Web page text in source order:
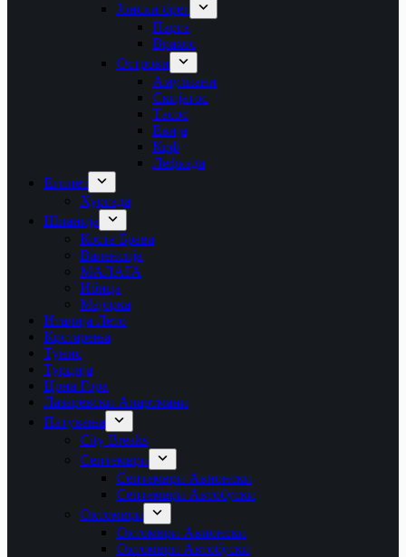
Јонски брег
Парга
Врахос
Острови
Амулиани
Скијатос
Тасос
Евија
Крф
Лефкада
Египет
Хургада
Шпанија
Коста Брава
Валенсија
МАЛАГА
Ибица
Мајорка
Италија Лето
Крстарења
Тунис
Турција
Црна Гора
Лазаревски Апартмани
Патувања
City Breaks
Септември
Септември Авионски
Септември Автобуски
Октомври
Октомври Авионски
Октомври Автобуски